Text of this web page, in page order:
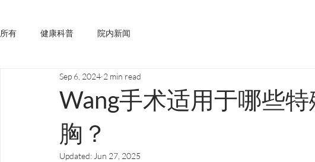
所有 健康科普 院内新闻
Wang手术适用于哪些
胸？
Sep 6, 2024 2 min read
Updated:Jun 27, 2025